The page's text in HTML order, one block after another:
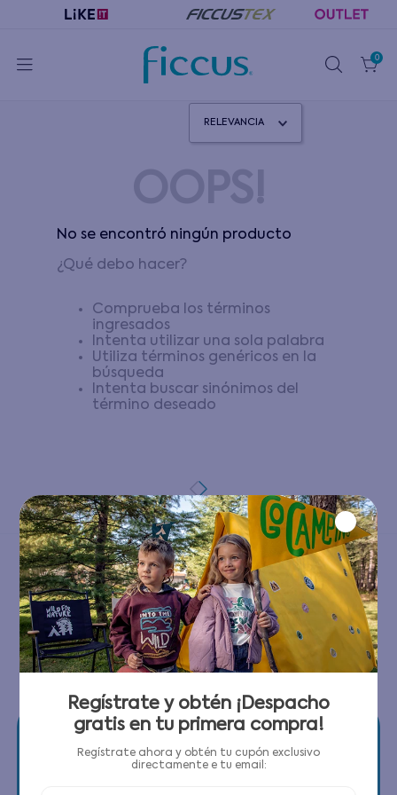
0
RELEVANCIA
OOPS!
No se encontró ningún producto
¿Qué debo hacer?
Comprueba los términos
ingresados
Intenta utilizar una sola palabra
Utiliza términos genéricos en la
búsqueda
Intenta buscar sinónimos del
término deseado
0PRODUCTOS
Regístrate y obtén ¡Despacho
gratis en tu primera compra!
Regístrate ahora y obtén tu cupón exclusivo
directamente e tu email: